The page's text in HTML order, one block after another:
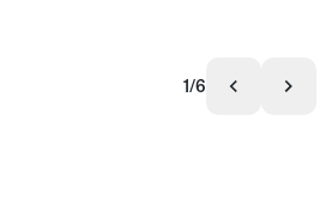
1/6